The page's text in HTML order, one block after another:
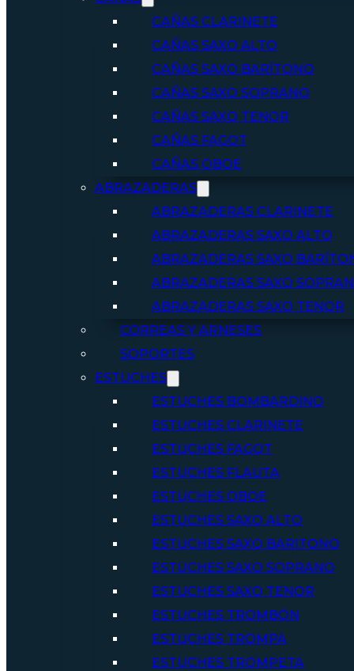
CAÑAS CLARINETE
CAÑAS SAXO ALTO
CAÑAS SAXO BARÍTONO
CAÑAS SAXO SOPRANO
CAÑAS SAXO TENOR
CAÑAS FAGOT
CAÑAS OBOE
ABRAZADERAS
ABRAZADERAS CLARINETE
ABRAZADERAS SAXO ALTO
ABRAZADERAS SAXO
ABRAZADERAS SAXO
ABRAZADERAS SAXO TENOR
CORREAS Y ARNESES
SOPORTES
ESTUCHES
ESTUCHES BOMBARDINO
ESTUCHES CLARINETE
ESTUCHES FAGOT
ESTUCHES FLAUTA
ESTUCHES OBOE
ESTUCHES SAXO ALTO
ESTUCHES SAXO BARITONO
ESTUCHES SAXO SOPRANO
ESTUCHES SAXO TENOR
ESTUCHES TROMBÓN
ESTUCHES TROMPA
ESTUCHES TROMPETA